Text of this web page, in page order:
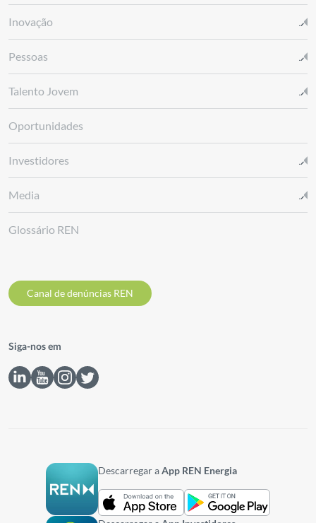
Inovação
Pessoas
Talento Jovem
Oportunidades
Investidores
Media
Glossário REN
Canal de denúncias REN
Siga-nos em
Descarregar aApp REN Energia